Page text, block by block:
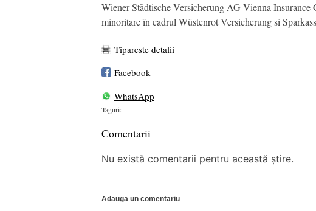
Wiener Städtische Versicherung AG Vienna
minoritare în cadrul Wüstenrot Versicherung si
Tipareste detalii
Facebook
WhatsApp
Taguri:
Comentarii
Nu există comentarii pentru această știre.
Adauga un comentariu